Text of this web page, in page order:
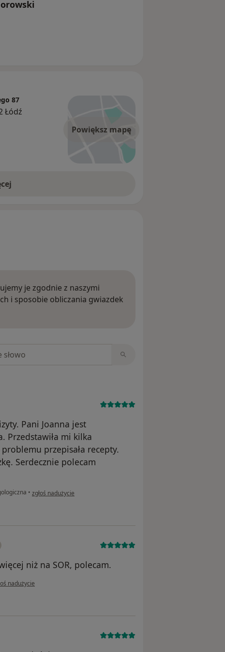
Powiększ mapę
87
Łódź
je zgodnie z naszymi
i sposobie obliczania gwiazdek
Pani Joanna jest
Przedstawiła mi kilka
przepisała recepty.
Serdecznie polecam
• w opinii użytkownika MSK
zgłoś nadużycie
niż na SOR, polecam.
użytkownika Mateusz
nadużycie